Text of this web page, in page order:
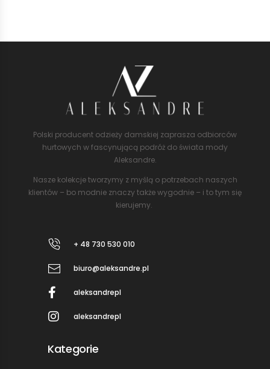
Polski producent odzieży damskiej zaprasza odbiorców
hurtowych w fascynującą podróż do świata mody
Aleksandre.
Nasze kolekcje tworzymy z myślą o potrzebach naszych
klientów – bo modnie znaczy także wygodnie – i to tym się
kierujemy.
+ 48 730 530 010
biuro@aleksandre.pl
aleksandrepl
aleksandrepl
Kategorie